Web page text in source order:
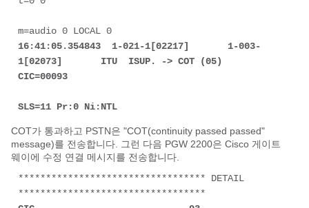
16:41:05.354843  1-021-1[02217]       1-003-
1[02073]       ITU  ISUP. -> COT (05)
CIC=00093
SLS=11 Pr:0 Ni:NTL
COT가 통과하고 PSTN은 "COT(continuity passed passed"
message)를 전송합니다. 그런 다음 PGW 2200은 Cisco 게이트
웨이에 수정 연결 메시지를 전송합니다.
********************************** DETAIL